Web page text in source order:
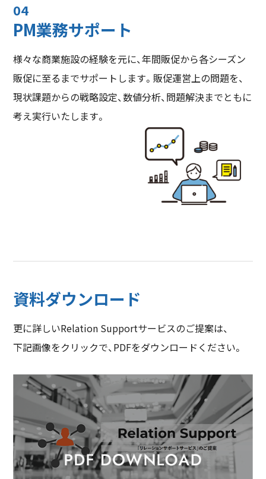
04
PM業務サポート
様々な商業施設の経験を元に、年間販促から各シーズン
販促に至るまでサポートします。販促運営上の問題を、
現状課題からの戦略設定、数値分析、問題解決までともに
考え実行いたします。
資料ダウンロード
更に詳しいRelation Supportサービスのご提案は、
下記画像をクリックで、PDFをダウンロードください。